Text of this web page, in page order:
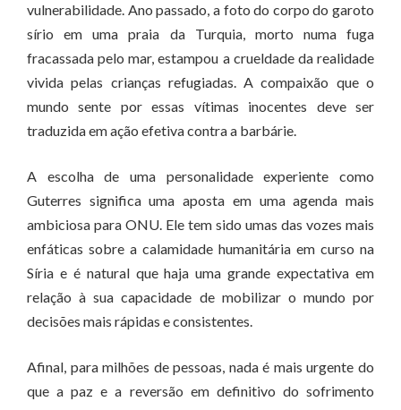
vulnerabilidade. Ano passado, a foto do corpo do garoto
sírio em uma praia da Turquia, morto numa fuga
fracassada pelo mar, estampou a crueldade da realidade
vivida pelas crianças refugiadas. A compaixão que o
mundo sente por essas vítimas inocentes deve ser
traduzida em ação efetiva contra a barbárie.
A escolha de uma personalidade experiente como
Guterres significa uma aposta em uma agenda mais
ambiciosa para ONU. Ele tem sido umas das vozes mais
enfáticas sobre a calamidade humanitária em curso na
Síria e é natural que haja uma grande expectativa em
relação à sua capacidade de mobilizar o mundo por
decisões mais rápidas e consistentes.
Afinal, para milhões de pessoas, nada é mais urgente do
que a paz e a reversão em definitivo do sofrimento